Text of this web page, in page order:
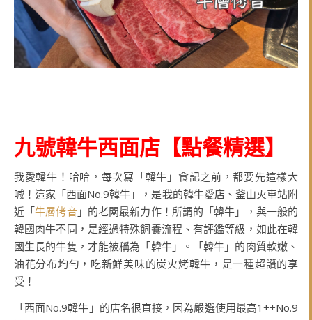
九號韓牛西面店 【點餐精選】
我愛韓牛！哈哈，每次寫「韓牛」食記之前，都要先這樣大
喊！這家「西面No.9韓牛」，是我的韓牛愛店、釜山火車站附
近「牛層侤音」的老闆最新力作！所謂的「韓牛」，與一般的
韓國肉牛不同，是經過特殊飼養流程、有評鑑等級，如此在韓
國生長的牛隻，才能被稱為「韓牛」。「韓牛」的肉質軟嫩、
油花分布均勻，吃新鮮美味的炭火烤韓牛，是一種超讚的享
受！
「西面No.9韓牛」的店名很直接，因為嚴選使用最高1++No.9